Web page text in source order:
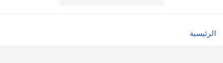
ل
الرئيسية